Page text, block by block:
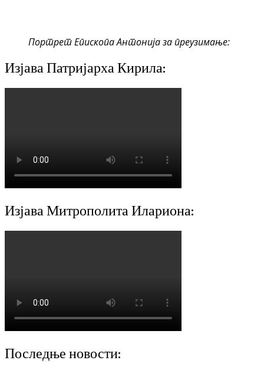
Портрет Епископа Антонија за преузимање:
Изјава Патријарха Кирила:
Изјава Митрополита Илариона:
Последње новости: